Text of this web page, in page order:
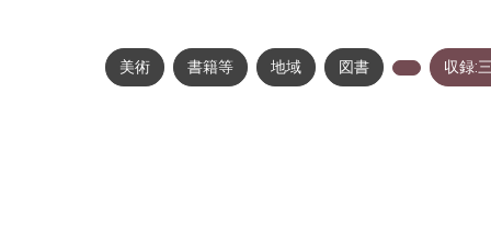
美術 書籍等 地域 図書 収録: